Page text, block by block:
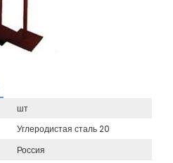
шт
Углеродистая сталь 20
Россия